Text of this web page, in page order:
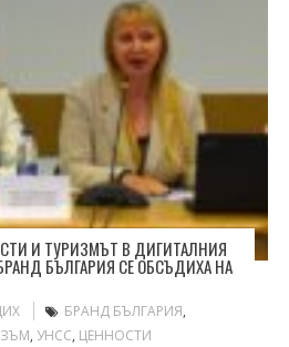
И ТУРИЗМЪТ В ДИГИТАЛНИЯ
БЪЛГАРИЯ СЕ ОБСЪДИХА НА
БРАНД БЪЛГАРИЯ,
, УНСС, ЦЕННОСТИ